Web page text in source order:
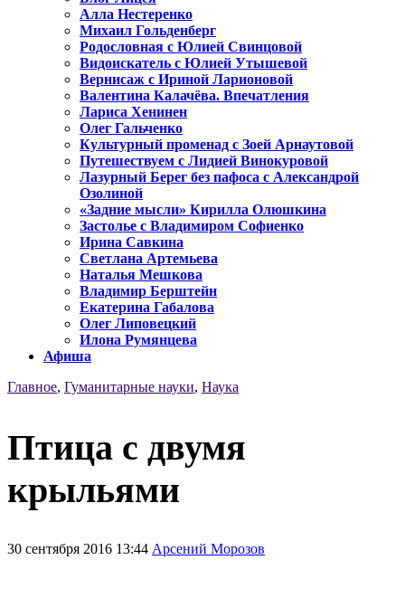
Алла Нестеренко
Михаил Гольденберг
Родословная с Юлией Свинцовой
Видоискатель с Юлией Утышевой
Вернисаж с Ириной Ларионовой
Валентина Калачёва. Впечатления
Лариса Хенинен
Олег Гальченко
Культурный променад с Зоей Арнаутовой
Путешествуем с Лидией Винокуровой
Лазурный Берег без пафоса с Александрой
Озолиной
«Задние мысли» Кирилла Олюшкина
Застолье с Владимиром Софиенко
Ирина Савкина
Светлана Артемьева
Наталья Мешкова
Владимир Берштейн
Екатерина Габалова
Олег Липовецкий
Илона Румянцева
Афиша
Главное, Гуманитарные науки, Наука
Птица с двумя
крыльями
30 сентября 2016 13:44 Арсений Морозов